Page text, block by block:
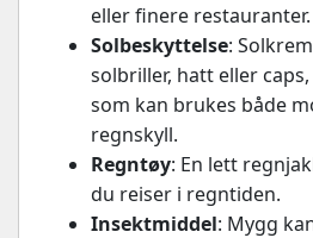
eller finere restauranter.
Solbeskyttelse:
solbriller, hatt eller
som kan brukes både
regnskyll.
Regntøy: En lett
du reiser i regntiden.
Insektmiddel: Mygg